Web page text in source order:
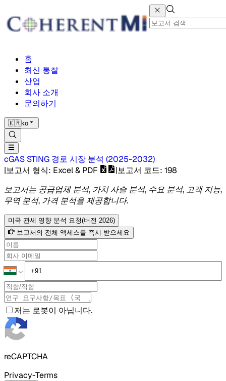
홈
최신 통찰
산업
회사 소개
문의하기
🇰🇷ko
cGAS STING 경로 시장 분석 (2025-2032)
|보고서 형식: Excel & PDF |보고서 코드: 198
보고서는 공급업체 분석, 가치 사슬 분석, 수요 분석, 고객 지능,
무역 분석, 가격 분석을 제공합니다.
미국 관세 영향 분석 요청(버전 2026)
보고서의 전체 액세스를 즉시 받으세요
저는 로봇이 아닙니다.
reCAPTCHA
Privacy-Terms